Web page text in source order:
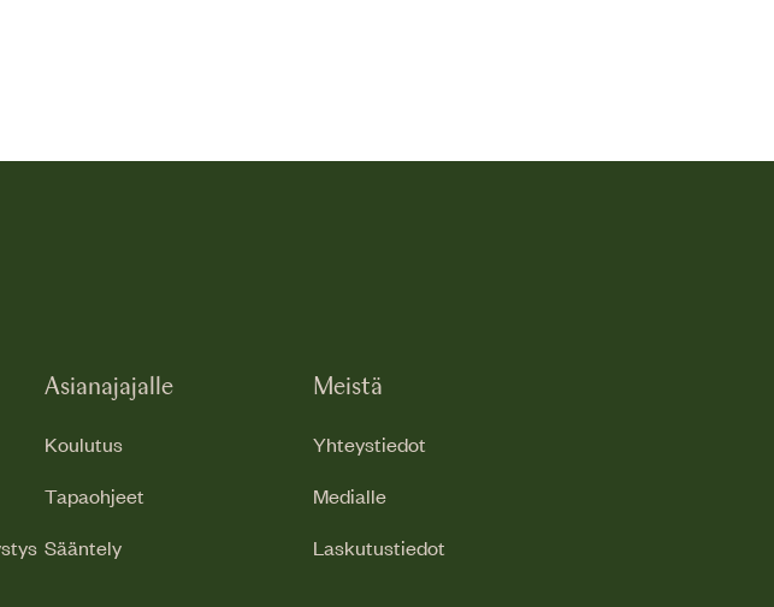
Asianajajalle
Koulutus
Tapaohjeet
Sääntely
Meistä
Yhteystiedot
Medialle
Laskutustiedot